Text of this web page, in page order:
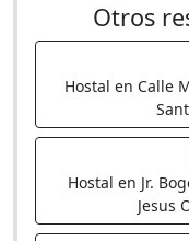
Otros
Hostal en Calle
Hostal en Jr.
Jesus